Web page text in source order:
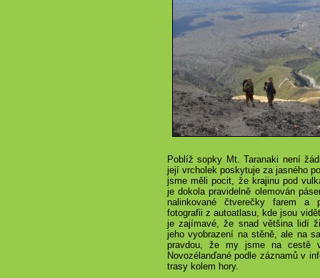
Poblíž sopky Mt. Taranaki není
její vrcholek poskytuje za jasného
jsme měli pocit, že krajinu pod
je dokola pravidelně olemován
nalinkované čtverečky farem a
fotografii z autoatlasu, kde jsou
je zajímavé, že snad většina lidí
jeho vyobrazení na stěně, ale na
pravdou, že my jsme na cestě
Novozélanďané podle záznamů v
trasy kolem hory.